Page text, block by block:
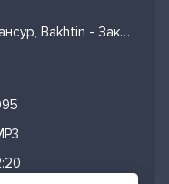
Слушать песню Шейх Мансур, Bakhtin - Закружила эта дама и добавить в избранных